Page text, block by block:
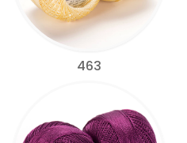
463